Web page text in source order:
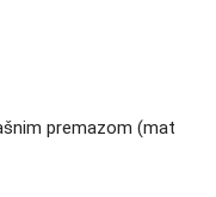
premazom (mat